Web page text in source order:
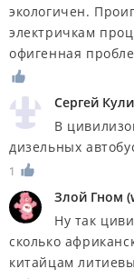
экологичен.
электричкам
офигенная
Сергей
В
дизельных
1
Злой Гном (
Ну так
сколько
китайцам